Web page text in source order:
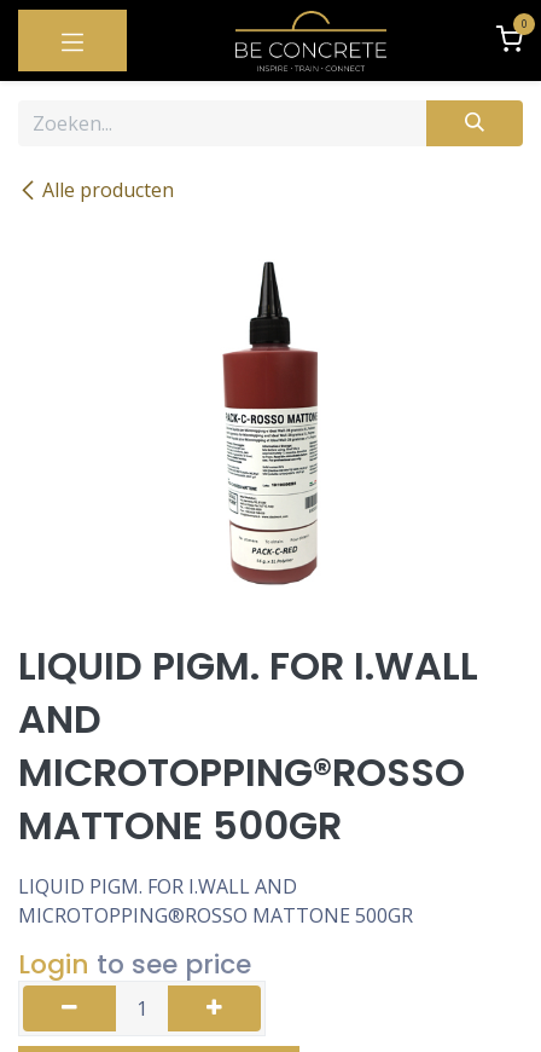
OVERSLAAN NAAR INHOUD 0
Alle producten
LIQUID PIGM. FOR I.WALL
AND
MICROTOPPING®ROSSO
MATTONE 500GR
LIQUID PIGM. FOR I.WALL AND
MICROTOPPING®ROSSO MATTONE 500GR
Login to see price